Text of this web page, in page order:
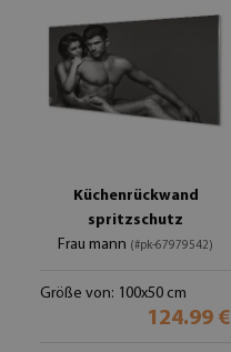
Küchenrückwand
spritzschutz
Frau mann (#pk-67979542)
Größe von: 100x50 cm
124.99 €